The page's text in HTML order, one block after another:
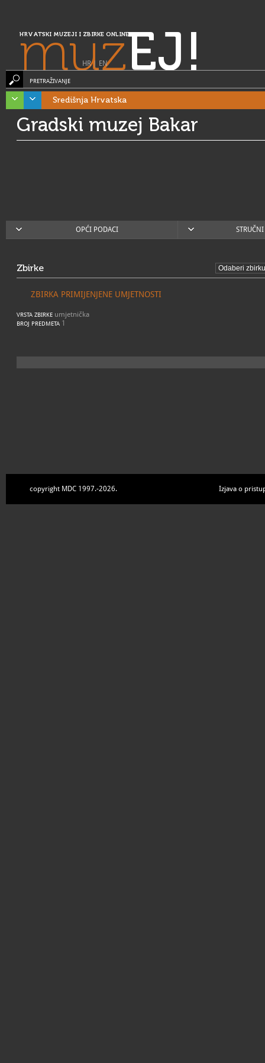
HRVATSKI MUZEJI I ZBIRKE ONLINE
muzEJ!
HR| EN
PRETRAŽIVANJE
Središnja Hrvatska
Gradski muzej Bakar
OPĆI PODACI
Zbirke
ZBIRKA PRIMIJENJENE UMJETNOSTI
VRSTA ZBIRKE umjetnička
BROJ PREDMETA 1
copyright MDC 1997.-2026. Izjava o